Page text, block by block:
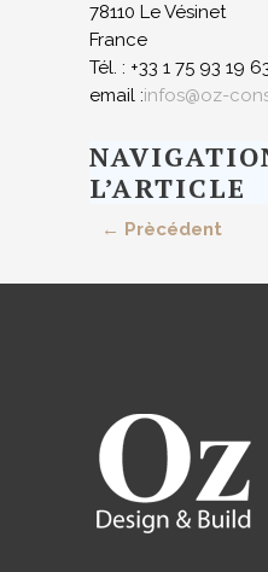
78110 Le Vésinet
France
Tél. : +33 1 75 93 19
email :infos@oz-
L’ARTICLE
← Prècédent